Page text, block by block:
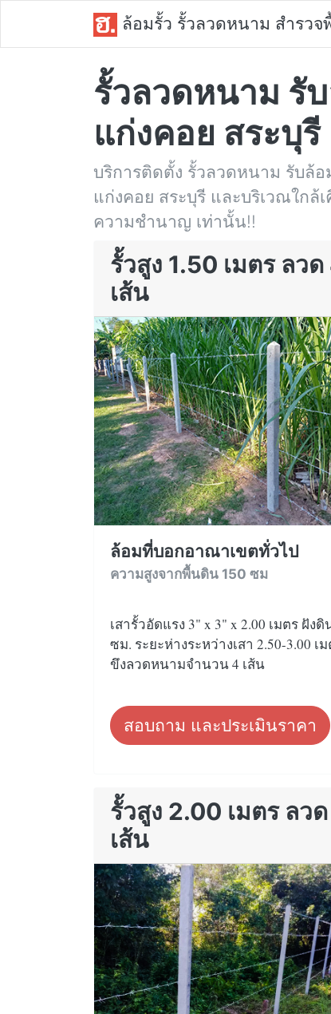
ล้อมรั้ว รั้วลวดหนาม สำรว
รั้วลวดหนาม รั
แก่งคอย สระบุรี
บริการติดตั้ง รั้วลวดหนาม รับล้
แก่งคอย สระบุรี และบริเวณใกล้
ความชำนาญ เท่านั้น!!
รั้วสูง 1.50 เมตร ลวด
เส้น
ล้อมที่บอกอาณาเขตทั่วไป
ความสูงจากพื้นดิน 150 ซม
เสารั้วอัดแรง 3" x 3" x 2.00 เมตร ฝังดิ
ซม. ระยะห่างระหว่างเสา 2.50-3.00 เ
ขึงลวดหนามจำนวน 4 เส้น
สอบถาม และประเมินราคา
รั้วสูง 2.00 เมตร ลว
เส้น